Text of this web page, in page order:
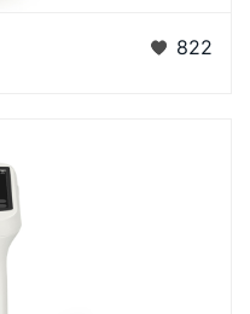
精心设计的、完…
822